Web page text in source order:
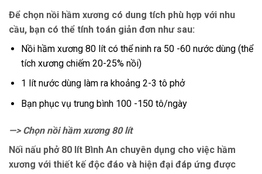
Để chọn nồi hầm xương có dung tích phù hợp với nhu
cầu, bạn có thể tính toán giản đơn như sau:
Nồi hầm xương 80 lít có thể ninh ra 50 -60 nước dùng (thể
tích xương chiếm 20-25% nồi)
1 lít nước dùng làm ra khoảng 2-3 tô phở
Bạn phục vụ trung bình 100 -150 tô/ngày
—> Chọn nồi hầm xương 80 lít
Nối nấu phở 80 lít Bình An chuyên dụng cho việc hầm
xương với thiết kế độc đáo và hiện đại đáp ứng được